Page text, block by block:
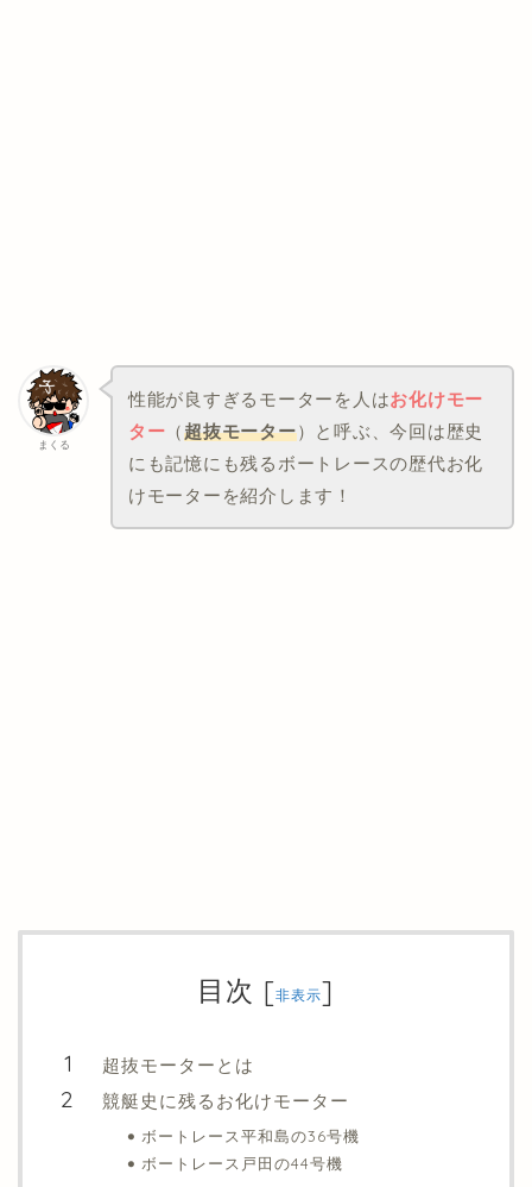
まくる
性能が良すぎるモーターを人はお化けモー
ター （超抜モーター）と呼ぶ、今回は歴史
にも記憶にも残るボートレースの歴代お化
けモーターを紹介します！
目次 [非表示]
超抜モーターとは
競艇史に残るお化けモーター
ボートレース平和島の36号機
ボートレース戸田の44号機